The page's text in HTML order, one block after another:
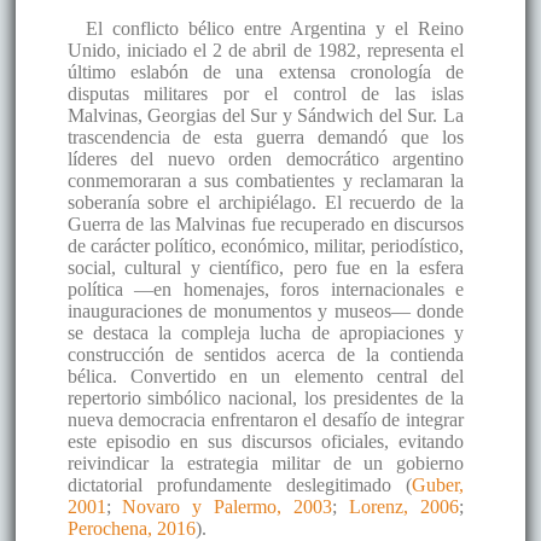
El conflicto bélico entre Argentina y el Reino
Unido, iniciado el 2 de abril de 1982, representa el
último eslabón de una extensa cronología de
disputas militares por el control de las islas
Malvinas, Georgias del Sur y Sándwich del Sur. La
trascendencia de esta guerra demandó que los
líderes del nuevo orden democrático argentino
conmemoraran a sus combatientes y reclamaran la
soberanía sobre el archipiélago. El recuerdo de la
Guerra de las Malvinas fue recuperado en discursos
de carácter político, económico, militar, periodístico,
social, cultural y científico, pero fue en la esfera
política —en homenajes, foros internacionales e
inauguraciones de monumentos y museos— donde
se destaca la compleja lucha de apropiaciones y
construcción de sentidos acerca de la contienda
bélica. Convertido en un elemento central del
repertorio simbólico nacional, los presidentes de la
nueva democracia enfrentaron el desafío de integrar
este episodio en sus discursos oficiales, evitando
reivindicar la estrategia militar de un gobierno
dictatorial profundamente deslegitimado (Guber,
2001 ;Novaro y Palermo, 2003;Lorenz, 2006;
Perochena, 2016).